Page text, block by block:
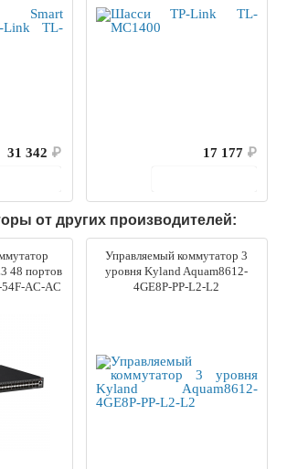
31 342 ₽
17 177 ₽
от других производителей:
48 портов
AC-AC
Управляемый коммутатор 3
уровня Kyland Aquam8612-
4GE8P-PP-L2-L2